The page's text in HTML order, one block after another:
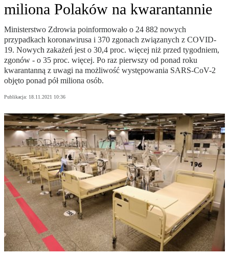
miliona Polaków na kwarantannie
Ministerstwo Zdrowia poinformowało o 24 882 nowych
przypadkach koronawirusa i 370 zgonach związanych z COVID-
19. Nowych zakażeń jest o 30,4 proc. więcej niż przed tygodniem,
zgonów - o 35 proc. więcej. Po raz pierwszy od ponad roku
kwarantanną z uwagi na możliwość występowania SARS-CoV-2
objęto ponad pół miliona osób.
Publikacja: 18.11.2021 10:36